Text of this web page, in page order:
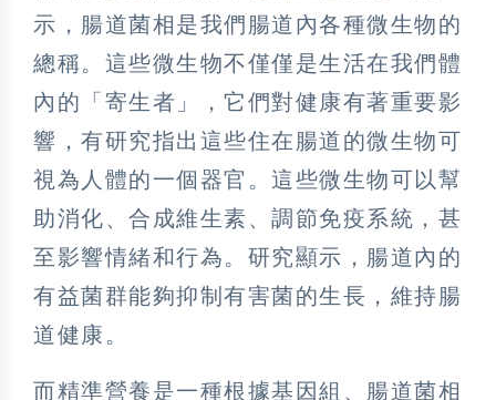
示，腸道菌相是我們腸道內各種微生物的
總稱。這些微生物不僅僅是生活在我們體
內的「寄生者」，它們對健康有著重要影
響，有研究指出這些住在腸道的微生物可
視為人體的一個器官。這些微生物可以幫
助消化、合成維生素、調節免疫系統，甚
至影響情緒和行為。研究顯示，腸道內的
有益菌群能夠抑制有害菌的生長，維持腸
道健康。
而精準營養是一種根據基因組、腸道菌相